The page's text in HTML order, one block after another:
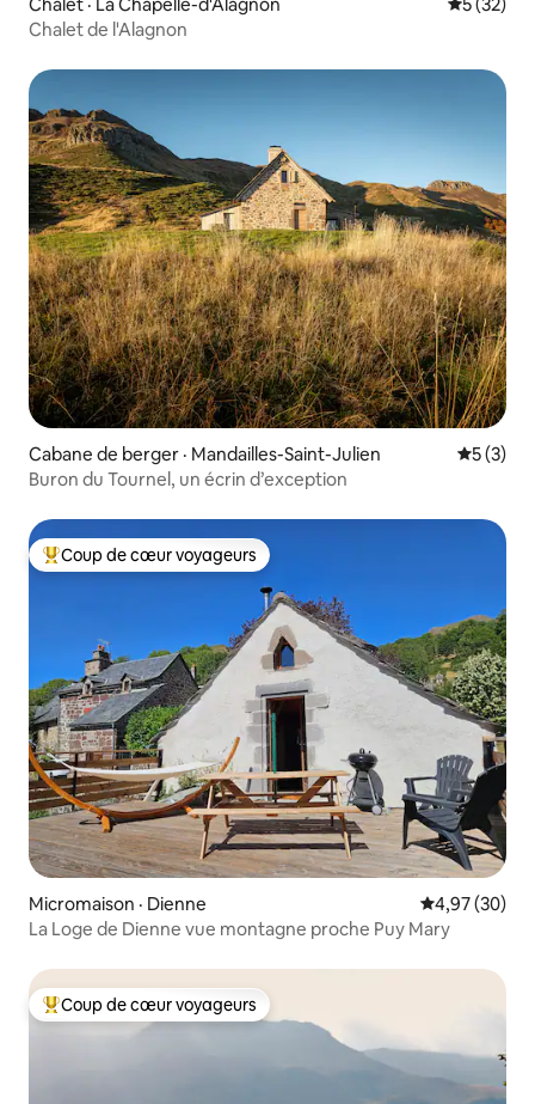
Chalet · La Chapelle-d'Alagnon Note
5 (32)
Chalet de l'Alagnon
Cabane de berger · Mandailles-Saint-Julien Note
5 (3)
Buron du Tournel, un écrin d’exception
Coup de cœur voyageurs parmi les plus aimés
Coup de cœur voyageurs
Micromaison · Dienne Note
4,97 (30)
La Loge de Dienne vue montagne proche Puy Mary
Coup de cœur voyageurs parmi les plus aimés
Coup de cœur voyageurs